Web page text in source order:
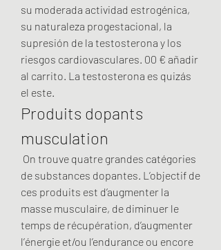
su moderada actividad estrogénica,
su naturaleza progestacional, la
supresión de la testosterona y los
riesgos cardiovasculares. 00 € añadir
al carrito. La testosterona es quizás
el este.
Produits dopants
musculation
de substances dopantes. L’objectif de
ces produits est d’augmenter la
masse musculaire, de diminuer le
temps de récupération, d’augmenter
l’énergie et/ou l’endurance ou encore